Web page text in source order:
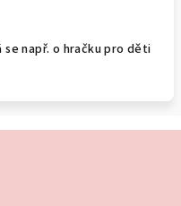
se např. o hračku pro děti